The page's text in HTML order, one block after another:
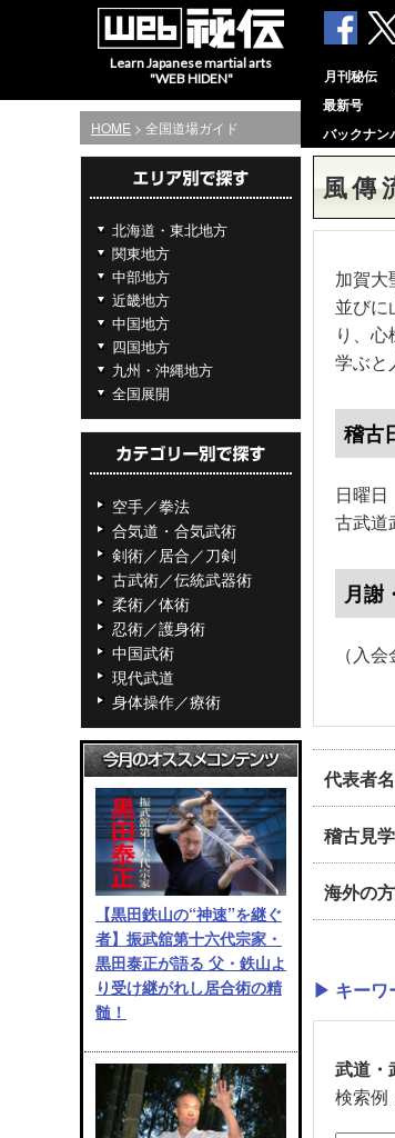
Learn Japanese martial arts
"WEB HIDEN"
月刊秘伝
最新号
バックナン
HOME > 全国道場ガイド
北海道・東北地方
関東地方
中部地方
近畿地方
中国地方
四国地方
九州・沖縄地方
全国展開
空手／拳法
合気道・合気武術
剣術／居合／刀剣
古武術／伝統武器術
柔術／体術
忍術／護身術
中国武術
現代武道
身体操作／療術
【黒田鉄山の“神速”を継ぐ
者】振武舘第十六代宗家・
黒田泰正が語る 父・鉄山よ
り受け継がれし居合術の精
髄！
風傳
加賀大
並びに
り、
学ぶと
稽古
日曜
古武道
月謝
（入
代表者名
稽古見学
海外の
▶ キーワ
武道・
検索例